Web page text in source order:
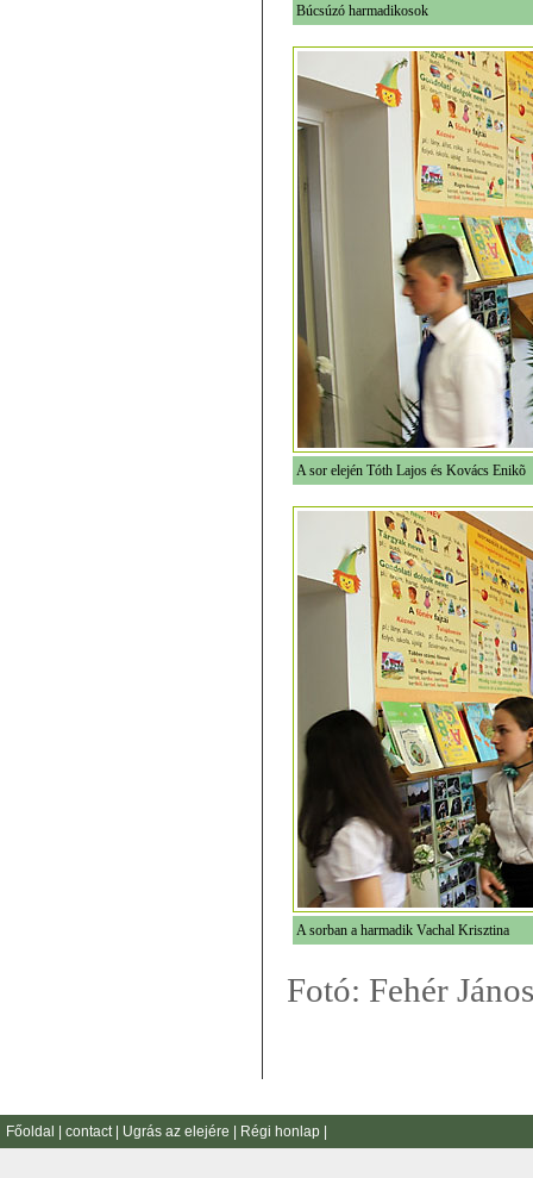
Búcsúzó harmadikosok
A sor elején Tóth Lajos és Kovács Enikõ
A sorban a harmadik Vachal Krisztina
Fotó: Fehér János
Főoldal | contact | Ugrás az elejére | Régi honlap |